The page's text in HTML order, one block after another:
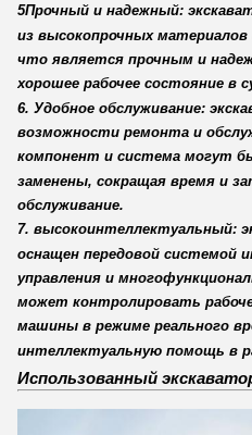
5Прочный и надежный:
из высокопрочных
что является прочным и
хорошее рабочее состояние в
6. Удобное обслуживание:
возможности ремонта и
компонент и система могут
заменены, сокращая время и
обслуживание.
7. высокоинтеллектуальный:
оснащен передовой системой
управления и
может контролировать
машины в режиме реального
интеллектуальную помощь в
Использованный